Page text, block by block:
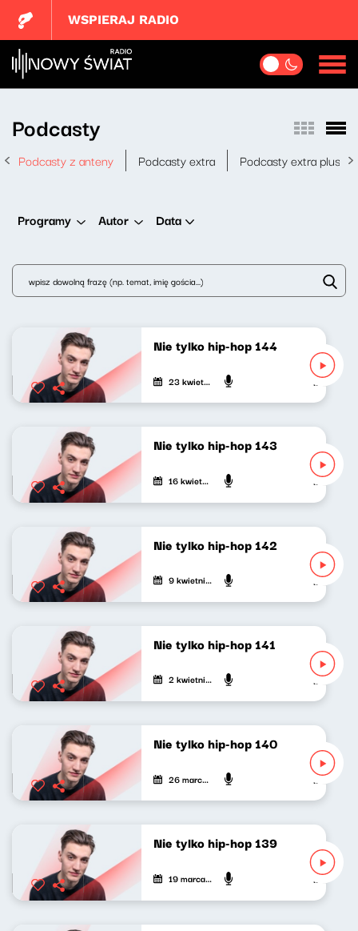
WSPIERAJ RADIO
Podcasty
Podcasty z anteny Podcasty extra Podcasty extra plus
Programy Autor Data
Nie tylko hip-hop 144
23 kwietnia 2023 Mateusz
Nie tylko hip-hop 143
16 kwietnia 2023 Mateusz
Nie tylko hip-hop 142
9 kwietnia 2023 Mateusz
Nie tylko hip-hop 141
2 kwietnia 2023 Mateusz
Nie tylko hip-hop 140
26 marca 2023 Mateusz
Nie tylko hip-hop 139
19 marca 2023 Mateusz